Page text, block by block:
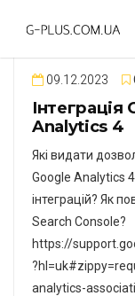
09.12.2023
Інтеграція
Analytics 4
Які видати
Google Analytics
інтеграцій? Як
Search Console?
https://
analytics-